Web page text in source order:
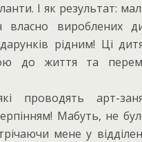
І як результат:
власно вироблених
рідним! Ці
до життя та
проводять арт-
Мабуть, не
мене у